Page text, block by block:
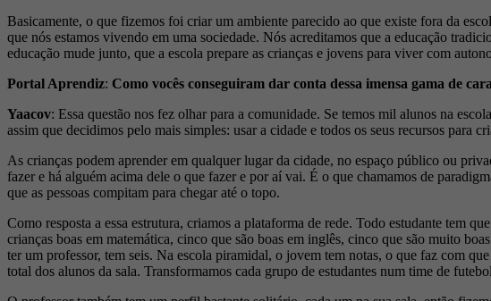
Basicamente, o que fizemos foi criar um ambiente parecido ao que existe fora da
que nós estamos vivendo em uma sociedade. Nós acreditamos que a educação
educação mude junto, que a escola prepare as crianças e jovens para viver com
Portal Aprendiz: Como vocês conseguiram dar conta dessa imensa gama de
Yaacov: Essa questão nos fez olhar para a comunidade. Se temos mil alunos na
assim que decidimos pelo mais simples: usar a cidade e todos os seus recursos para
As crianças podem aprender em qualquer lugar da cidade, no espaço público ou
fazer e há alguém acima dele o que fazer e por aí vai. É o que chamamos de
que as pessoas compitam para chegar até o topo.
Como resposta a essa estrutura, criamos a plataforma de rede. Todo estudante tem
crianças boas em matemática, cinco que são boas em inglês, cinco que são muito
ter um professor, tem seis. Na escola piramidal, o jovem tem notas, o que faz com
total dos alunos da sala. Transformamos cada grupo de estudantes num time de